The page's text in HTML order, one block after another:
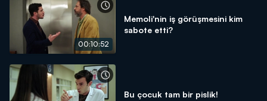
00:10:52
Memoli'nin iş görüşmesini kim
sabote etti?
Bu çocuk tam bir pislik!